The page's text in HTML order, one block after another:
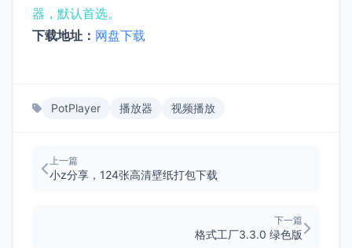
器，默认首选。
下载地址： 网盘下载
PotPlayer 播放器 视频播放
上一篇
小z分享，124张高清壁纸打包下载
下一篇
格式工厂3.3.0 绿色版